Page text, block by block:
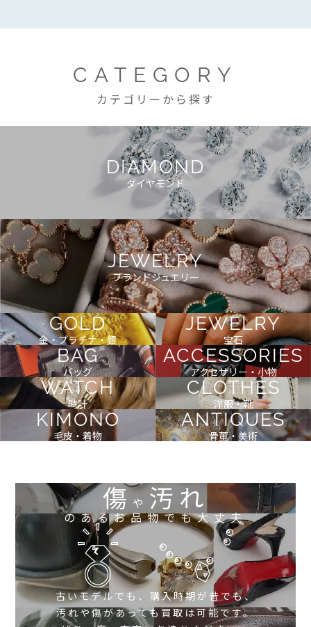
CATEGORY
カテゴリーから探す
DIAMOND
ダイヤモンド
JEWELRY
ブランドジュエリー
GOLD
金・プラチナ・銀
JEWELRY
宝石
BAG
バッグ
ACCESSORIES
アクセサリー・小物
WATCH
時計
CLOTHES
洋服・靴
KIMONO
毛皮・着物
ANTIQUES
骨董・美術
傷や 汚れ
のあるお品物でも大丈夫
古いモデルでも、購入時期が昔でも、
汚れや傷があっても買取は可能です。